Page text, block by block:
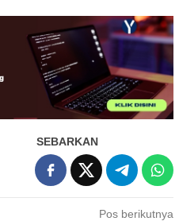
SEBARKAN
Pos berikutnya